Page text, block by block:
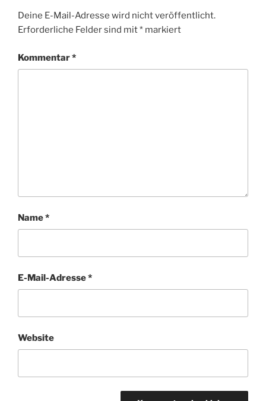
Deine E-Mail-Adresse wird nicht veröffentlicht.
Erforderliche Felder sind mit* markiert
Kommentar*
Name*
E-Mail-Adresse*
Website